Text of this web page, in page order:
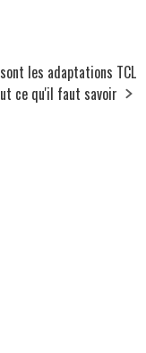
les adaptations TCL
ce qu'il faut savoir